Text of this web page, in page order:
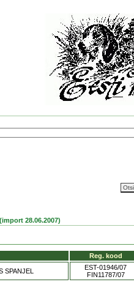
28.06.2007)
Reg. kood
SPANJEL
EST-01946/07
FIN11787/07